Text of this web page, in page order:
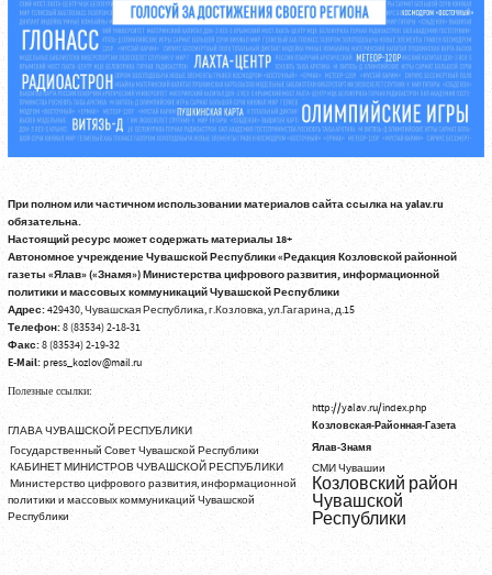
При полном или частичном использовании материалов сайта ссылка на yalav.ru
обязательна.
Настоящий ресурс может содержать материалы 18+
Автономное учреждение Чувашской Республики «Редакция Козловской районной
газеты «Ялав» («Знамя») Министерства цифрового развития, информационной
политики и массовых коммуникаций Чувашской Республики
Адрес:429430, Чувашская Республика, г.Козловка, ул.Гагарина, д.15
Телефон:8 (83534) 2-18-31
Факс:8 (83534) 2-19-32
E-Mail:press_kozlov@mail.ru
Полезные ссылки:
ГЛАВА ЧУВАШСКОЙ РЕСПУБЛИКИ
Государственный Совет Чувашской Республики
КАБИНЕТ МИНИСТРОВ ЧУВАШСКОЙ РЕСПУБЛИКИ
Министерство цифрового развития, информационной
политики и массовых коммуникаций Чувашской
Республики
http://yalav.ru/index.php
Козловская-Районная-Газета
Ялав-Знамя
СМИ Чувашии
Козловский район
Чувашской
Республики